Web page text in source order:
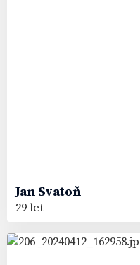
Jan Svatoň
29 let
78